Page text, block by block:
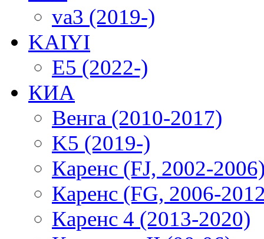
va3 (2019-)
KAIYI
E5 (2022-)
КИА
Венга (2010-2017)
K5 (2019-)
Каренс (FJ, 2002-
Каренс (FG, 2006-
Каренс 4 (2013-2020)